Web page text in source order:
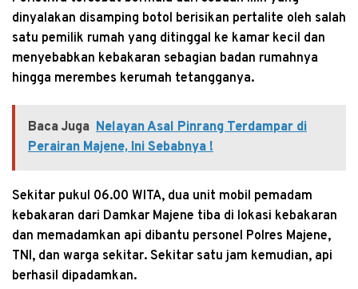
dinyalakan disamping botol berisikan pertalite oleh salah
satu pemilik rumah yang ditinggal ke kamar kecil dan
menyebabkan kebakaran sebagian badan rumahnya
hingga merembes kerumah tetangganya.
Baca Juga Nelayan Asal Pinrang Terdampar di
Perairan Majene, Ini Sebabnya !
Sekitar pukul 06.00 WITA, dua unit mobil pemadam
kebakaran dari Damkar Majene tiba di lokasi kebakaran
dan memadamkan api dibantu personel Polres Majene,
TNI, dan warga sekitar. Sekitar satu jam kemudian, api
berhasil dipadamkan.